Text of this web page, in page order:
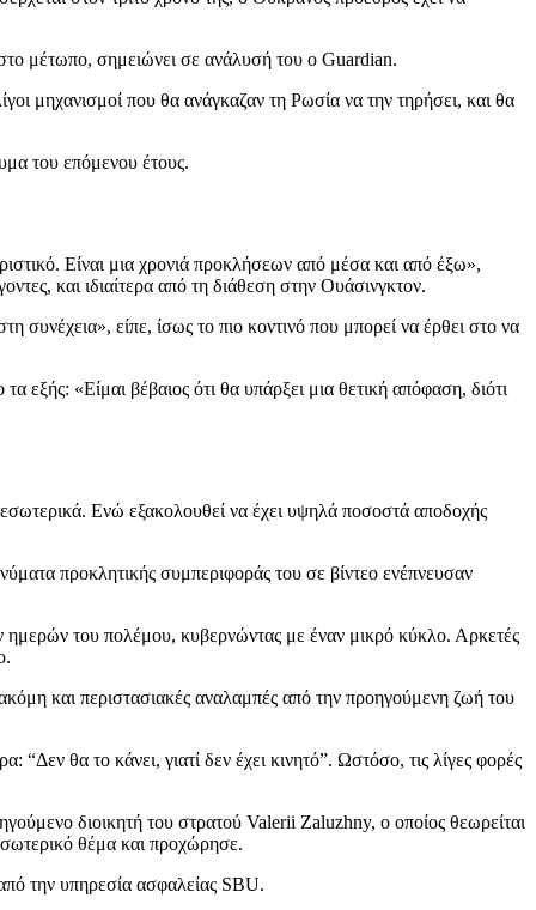
μέτωπο, σημειώνει σε ανάλυσή του ο Guardian.
μηχανισμοί που θα ανάγκαζαν τη Ρωσία να την τηρήσει, και θα
του επόμενου έτους.
Είναι μια χρονιά προκλήσεων από μέσα και από έξω»,
και ιδιαίτερα από τη διάθεση στην Ουάσινγκτον.
συνέχεια», είπε, ίσως το πιο κοντινό που μπορεί να έρθει στο να
«Είμαι βέβαιος ότι θα υπάρξει μια θετική απόφαση, διότι
Ενώ εξακολουθεί να έχει υψηλά ποσοστά αποδοχής
προκλητικής συμπεριφοράς του σε βίντεο ενέπνευσαν
του πολέμου, κυβερνώντας με έναν μικρό κύκλο. Αρκετές
και περιστασιακές αναλαμπές από την προηγούμενη ζωή του
θα το κάνει, γιατί δεν έχει κινητό”. Ωστόσο, τις λίγες φορές
διοικητή του στρατού Valerii Zaluzhny, ο οποίος θεωρείται
θέμα και προχώρησε.
την υπηρεσία ασφαλείας SBU.